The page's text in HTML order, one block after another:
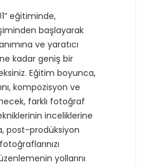
eğitiminde,
başlayarak
ve yaratıcı
kadar geniş bir
Eğitim boyunca,
kompozisyon ve
farklı fotoğraf
inceliklerine
post-prodüksiyon
yollarını